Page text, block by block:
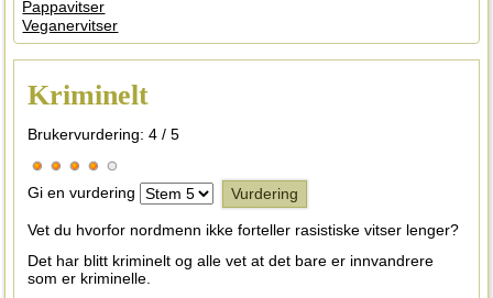
Pappavitser
Veganervitser
Kriminelt
Brukervurdering:4 /5
Gi en vurdering
Vet du hvorfor nordmenn ikke forteller rasistiske vitser lenger?
Det har blitt kriminelt og alle vet at det bare er innvandrere
som er kriminelle.